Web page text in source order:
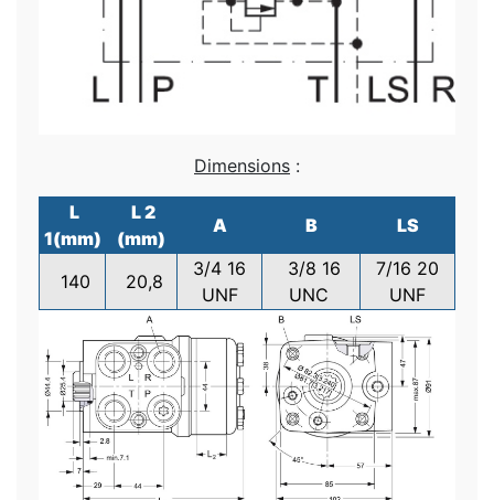
Dimensions :
L
1(mm)
L 2
(mm)
A B LS
140 20,8
3/4 16
UNF
3/8 16
UNC
7/16 20
UNF